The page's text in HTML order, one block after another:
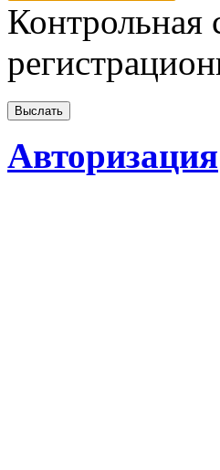
Контрольная
Авторизация